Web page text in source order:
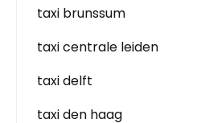
taxi brunssum
taxi centrale leiden
taxi delft
taxi den haag